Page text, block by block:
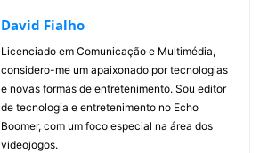
David Fialho
Licenciado em Comunicação e Multimédia,
considero-me um apaixonado por tecnologias
e novas formas de entretenimento. Sou editor
de tecnologia e entretenimento no Echo
Boomer, com um foco especial na área dos
videojogos.